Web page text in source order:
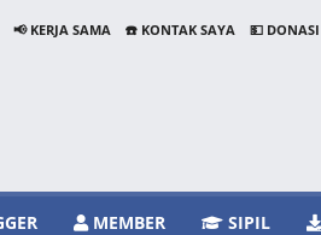
📢 KERJA SAMA ☎️ KONTAK SAYA 💵 DONASI
MEMBER SIPIL